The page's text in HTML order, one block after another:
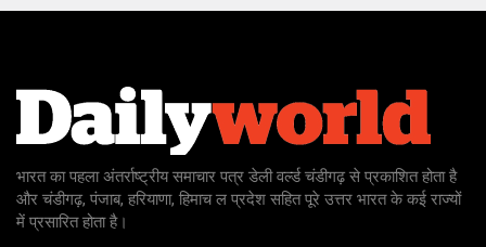
भारत का पहला अंतर्राष्ट्रीय समाचार पत्र डेली वर्ल्ड चंडीगढ़ से प्रकाशित होता है
और चंडीगढ़, पंजाब, हरियाणा, हिमाच ल प्रदेश सहित पूरे उत्तर भारत के कई राज्यों
में प्रसारित होता है।